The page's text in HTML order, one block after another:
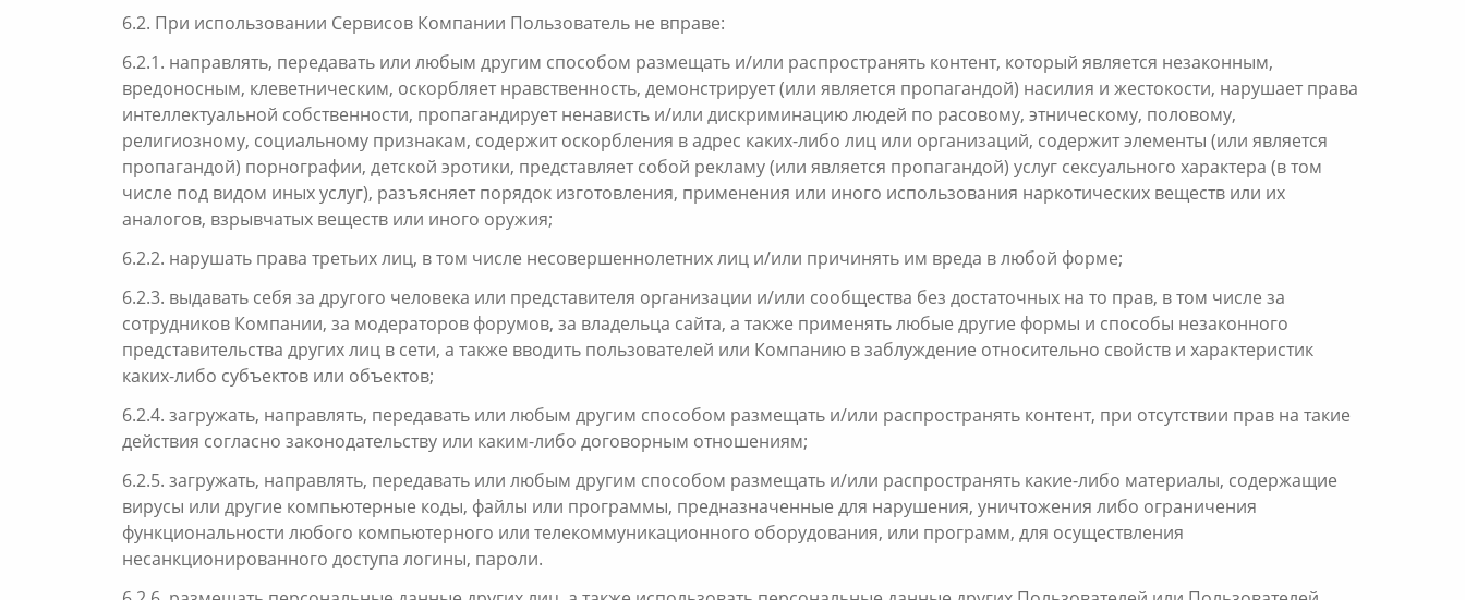
6.2. При использовании Сервисов Компании Пользователь не вправе:
6.2.1. направлять, передавать или любым другим способом размещать и/или распространять контент, который является незаконным,
вредоносным, клеветническим, оскорбляет нравственность, демонстрирует (или является пропагандой) насилия и жестокости, нарушает права
интеллектуальной собственности, пропагандирует ненависть и/или дискриминацию людей по расовому, этническому, половому,
религиозному, социальному признакам, содержит оскорбления в адрес каких-либо лиц или организаций, содержит элементы (или является
пропагандой) порнографии, детской эротики, представляет собой рекламу (или является пропагандой) услуг сексуального характера (в том
числе под видом иных услуг), разъясняет порядок изготовления, применения или иного использования наркотических веществ или их
аналогов, взрывчатых веществ или иного оружия;
6.2.2. нарушать права третьих лиц, в том числе несовершеннолетних лиц и/или причинять им вреда в любой форме;
6.2.3. выдавать себя за другого человека или представителя организации и/или сообщества без достаточных на то прав, в том числе за
сотрудников Компании, за модераторов форумов, за владельца сайта, а также применять любые другие формы и способы незаконного
представительства других лиц в сети, а также вводить пользователей или Компанию в заблуждение относительно свойств и характеристик
каких-либо субъектов или объектов;
6.2.4. загружать, направлять, передавать или любым другим способом размещать и/или распространять контент, при отсутствии прав на такие
действия согласно законодательству или каким-либо договорным отношениям;
6.2.5. загружать, направлять, передавать или любым другим способом размещать и/или распространять какие-либо материалы, содержащие
вирусы или другие компьютерные коды, файлы или программы, предназначенные для нарушения, уничтожения либо ограничения
функциональности любого компьютерного или телекоммуникационного оборудования, или программ, для осуществления
несанкционированного доступа логины, пароли.